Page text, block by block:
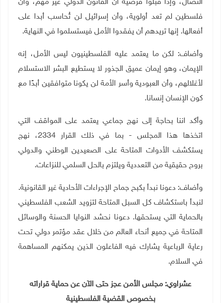
النضال، وإذا قبلوا فرضية أن القانون الدولي غير مهم، وأن
فلسطين لم تعد أولوية، وأن إسرائيل لن تُحاسب أبدا على
أفعالها. إنها تريدهم أن يفقدوا الأمل فيستسلموا في النهاية.
وأضاف: لكن ما يعتمد عليه الفلسطينيون ليس الأمل، إنه
الإيمان، وهو إيمان عميق الجذور لا يستطيع البشر الاستسلام
لأغلالهم، وأن العبودية وأسر الأمة لن يكونا متوافقين أبدًا مع
كون الإنسان إنسانا.
وأكد اننا بحاجة إلى نهج جماعي يعتمد على المواقف التي
اتخذها هذا المجلس - بما في ذلك القرار 2334، نهج
يستكشف الأدوات المتاحة على الصعيدين الوطني والدولي
بروح حقيقية من التعددية ويلتزم بالحل السلمي للنزاعات.
وأضاف: دعونا نبدأ بكبح جماح الإجراءات الأحادية غير القانونية.
لنبدأ باستكشاف كل السبل المتاحة لتزويد الشعب الفلسطيني
بالحماية التي يستحقها. دعونا نحشد النوايا الحسنة والوسائل
المتاحة في جميع أنحاء العالم من خلال عقد مؤتمر دولي تحت
رعاية الرباعية يشارك فيه الفاعلون الذين يمكنهم المساهمة
في السلام.
عشراوي: مجلس الأمن عجز حتى الآن عن حماية قراراته
بخصوص القضية الفلسطينية